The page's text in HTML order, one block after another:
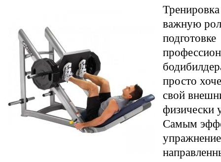
важную
подготовке
просто
свой
физически
Самым